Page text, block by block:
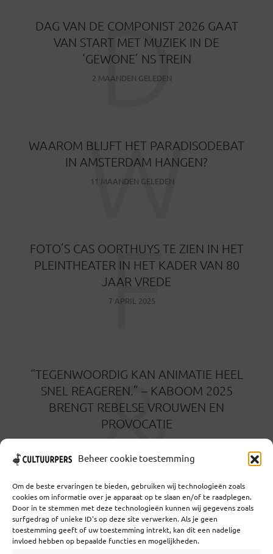
Beheer cookie toestemming
Om de beste ervaringen te bieden, gebruiken wij technologieën zoals
cookies om informatie over je apparaat op te slaan en/of te raadplegen.
Door in te stemmen met deze technologieën kunnen wij gegevens zoals
surfgedrag of unieke ID's op deze site verwerken. Als je geen
toestemming geeft of uw toestemming intrekt, kan dit een nadelige
invloed hebben op bepaalde functies en mogelijkheden.
DAG VAN DE COMPONIST 2026 GAAT
VAN START MET MUZIEK IN DE
‘GEWONE’ NS TREIN
2 MAANDEN GELEDEN
D
WAAROM BLIJFT HET PARADISODEBAT
IN AMSTERDAM HANGEN?
11 MAANDEN GELEDEN
W
FOTO’S CAS OORTHUYS TE ZIEN IN HET
PLEINTHEATER IN HET KADER VAN 80
JAAR VREDE
7 APRIL 2025
F
“TEGENWOORDIG KAN ANIMATIE HEEL
SNEL REAGEREN.” – KABOOM 2025
BRENGT REBELSE VROUWEN EN
PROVOCATIE
&
Coöperatief Cultureel Persbureau U.A. | Salzburg 29 |
3524KS Utrecht | KvK: 55573592 |Btw: